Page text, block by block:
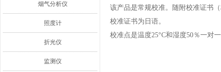
烟气分析仪
照度计
折光仪
监测仪
该产品是常规校准。随附校准证书
校准证书为日语。
校准点是温度25°C和湿度50％一对